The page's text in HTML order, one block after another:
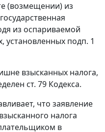
(возмещении) из
из оспариваемой
установленных подп. 1
взысканных налога,
ст. 79 Кодекса.
что заявление
налога
в